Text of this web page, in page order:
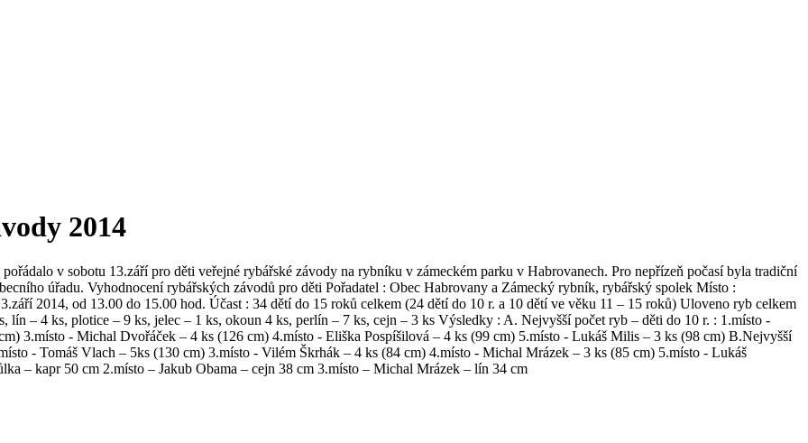
2014
v sobotu 13.září pro děti veřejné rybářské závody na rybníku v zámeckém parku v Habrovanech. Pro nepřízeň počasí byla tradiční
úřadu. Vyhodnocení rybářských závodů pro děti Pořadatel : Obec Habrovany a Zámecký rybník, rybářský spolek Místo :
2014, od 13.00 do 15.00 hod. Účast : 34 dětí do 15 roků celkem (24 dětí do 10 r. a 10 dětí ve věku 11 – 15 roků) Uloveno ryb celkem
lín – 4 ks, plotice – 9 ks, jelec – 1 ks, okoun 4 ks, perlín – 7 ks, cejn – 3 ks Výsledky : A. Nejvyšší počet ryb – děti do 10 r. : 1.místo -
3.místo - Michal Dvořáček – 4 ks (126 cm) 4.místo - Eliška Pospíšilová – 4 ks (99 cm) 5.místo - Lukáš Milis – 3 ks (98 cm) B.Nejvyšší
- Tomáš Vlach – 5ks (130 cm) 3.místo - Vilém Škrhák – 4 ks (84 cm) 4.místo - Michal Mrázek – 3 ks (85 cm) 5.místo - Lukáš
– kapr 50 cm 2.místo – Jakub Obama – cejn 38 cm 3.místo – Michal Mrázek – lín 34 cm